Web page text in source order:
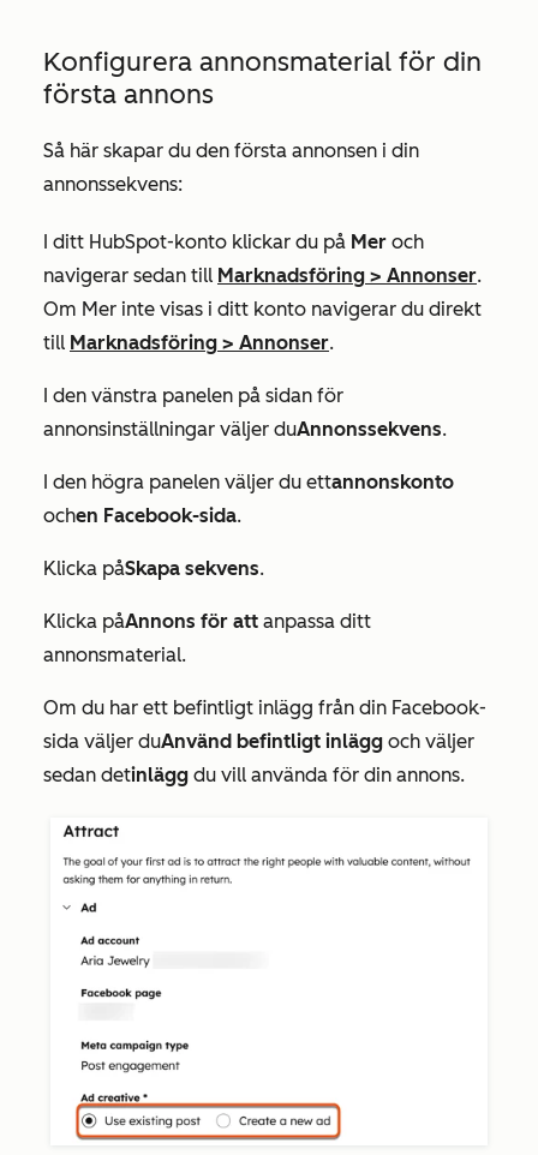
Konfigurera annonsmaterial för din
första annons
Så här skapar du den första annonsen i din
annonssekvens:
I ditt HubSpot-konto klickar du på Mer och
navigerar sedan till Marknadsföring > Annonser.
Om Mer inte visas i ditt konto navigerar du direkt
till Marknadsföring > Annonser.
I den vänstra panelen på sidan för
annonsinställningar väljer duAnnonssekvens.
I den högra panelen väljer du ettannonskonto
ochen Facebook-sida.
Klicka påSkapa sekvens.
Klicka påAnnons för att anpassa ditt
annonsmaterial.
Om du har ett befintligt inlägg från din Facebook-
sida väljer duAnvänd befintligt inlägg och väljer
sedan detinlägg du vill använda för din annons.